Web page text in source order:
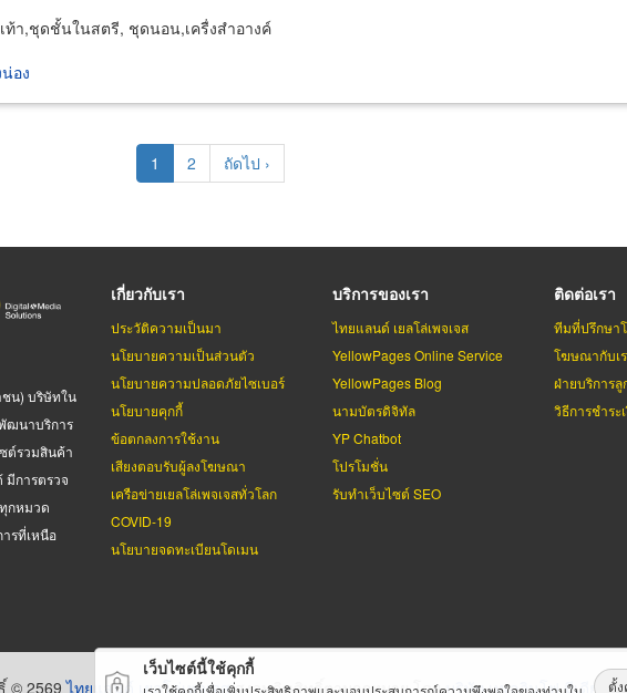
ท้า,ชุดชั้นในสตรี, ชุดนอน,เครื่งสำอางค์
อง
Current
page
1 Page
2
Next
page
ถัดไป ›
ชน) บริษัทใน
พัฒนาบริการ
ต์รวมสินค้า
มีการตรวจ
กหมวด
รที่เหนือ
เกี่ยวกับเรา
ประวัติความเป็นมา
นโยบายความเป็นส่วนตัว
นโยบายความปลอดภัยไซเบอร์
นโยบายคุกกี้
ข้อตกลงการใช้งาน
เสียงตอบรับผู้ลงโฆษณา
เครือข่ายเยลโล่เพจเจสทั่วโลก
COVID-19
นโยบายจดทะเบียนโดเมน
บริการของเรา
ไทยแลนด์ เยลโล่เพจเจส
YellowPages Online Service
YellowPages Blog
นามบัตรดิจิทัล
YP Chatbot
โปรโมชั่น
รับทำเว็บไซต์ SEO
ติดต่อเรา
ทีมที่ปรึกษา
โฆษณากับเ
ฝ่ายบริการ
วิธีการชำระ
© 2569ไทยแลนด์ เยลโล่เพจเจสสงวนลิขสิทธิ์ตามกฏหมาย โดยบริษัท เทเลอินโฟ มีเดีย จ
เว็บไซต์นี้ใช้คุกกี้
ตั้